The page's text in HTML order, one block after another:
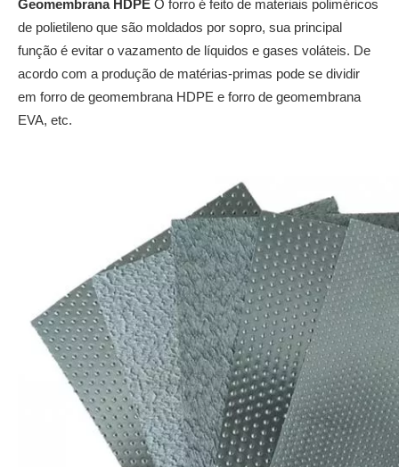
Geomembrana HDPE O forro é feito de materiais poliméricos
de polietileno que são moldados por sopro, sua principal
função é evitar o vazamento de líquidos e gases voláteis. De
acordo com a produção de matérias-primas pode se dividir
em forro de geomembrana HDPE e forro de geomembrana
EVA, etc.